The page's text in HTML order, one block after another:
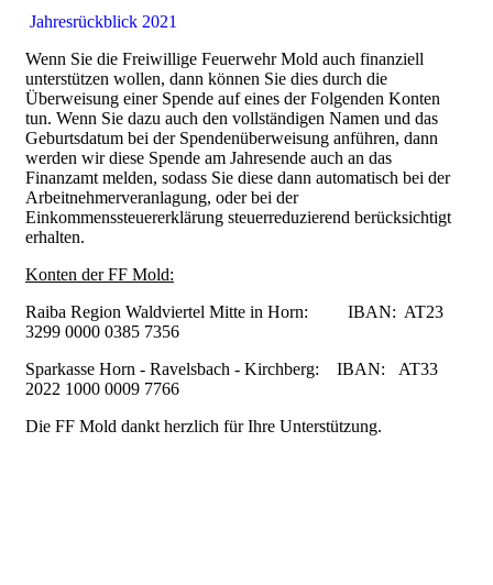
Jahresrückblick 2021
Wenn Sie die Freiwillige Feuerwehr Mold auch finanziell
unterstützen wollen, dann können Sie dies durch die
Überweisung einer Spende auf eines der Folgenden Konten
tun. Wenn Sie dazu auch den vollständigen Namen und das
Geburtsdatum bei der Spendenüberweisung anführen, dann
werden wir diese Spende am Jahresende auch an das
Finanzamt melden, sodass Sie diese dann automatisch bei der
Arbeitnehmerveranlagung, oder bei der
Einkommenssteuererklärung steuerreduzierend berücksichtigt
erhalten.
Konten der FF Mold:
Raiba Region Waldviertel Mitte in Horn: IBAN: AT23
3299 0000 0385 7356
Sparkasse Horn - Ravelsbach - Kirchberg: IBAN: AT33
2022 1000 0009 7766
Die FF Mold dankt herzlich für Ihre Unterstützung.